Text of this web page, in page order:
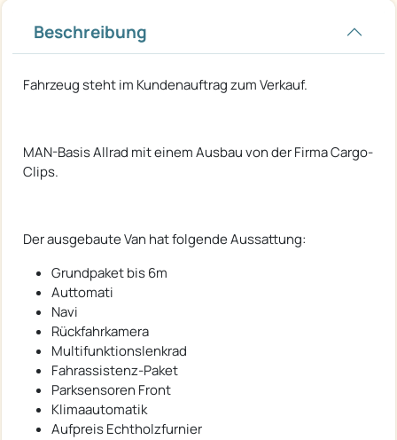
Beschreibung
Fahrzeug steht im Kundenauftrag zum Verkauf.
MAN-Basis Allrad mit einem Ausbau von der Firma Cargo-
Clips.
Der ausgebaute Van hat folgende Aussattung:
Grundpaket bis 6m
Auttomati
Navi
Rückfahrkamera
Multifunktionslenkrad
Fahrassistenz-Paket
Parksensoren Front
Klimaautomatik
Aufpreis Echtholzfurnier